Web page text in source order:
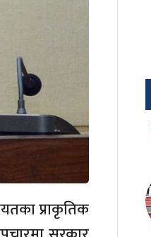
प्राकृतिक